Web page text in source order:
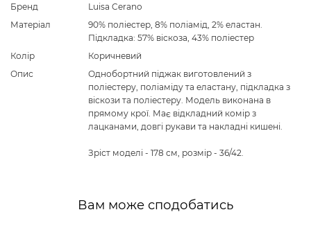
Бренд
Luisa Cerano
Матеріал
90% поліестер, 8% поліамід, 2% еластан.
Підкладка: 57% віскоза, 43% поліестер
Колір
Коричневий
Опис
Однобортний піджак виготовлений з
поліестеру, поліаміду та еластану, підкладка з
віскози та поліестеру. Модель виконана в
прямому крої. Має відкладний комір з
лацканами, довгі рукави та накладні кишені.
Зріст моделі - 178 см, розмір - 36/42.
Вам може сподобатись